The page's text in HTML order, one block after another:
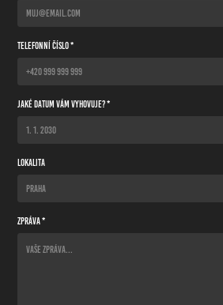
Telefonní číslo *
Jaké datum Vám vyhovuje? *
Lokalita
Zpráva *